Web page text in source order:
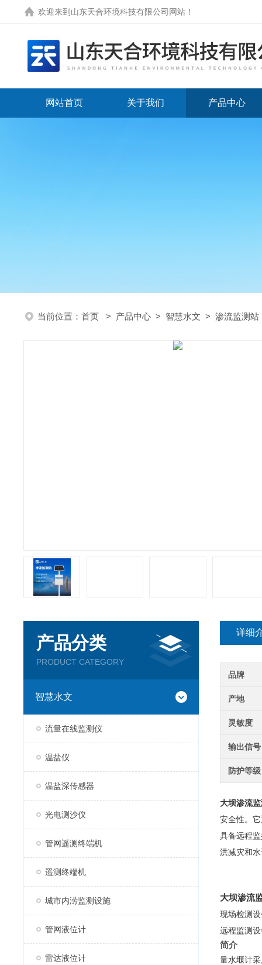
欢迎来到 山东天合环境科技有限公司网站 ！
网站首页 关于我们 产品中心
当前位置： 首页 > 产品中心 > 智慧水文 > 渗流监测站
产品分类
PRODUCT CATEGORY
智慧水文
流量在线监测仪
温盐仪
温盐深传感器
光电测沙仪
管网遥测终端机
遥测终端机
城市内涝监测设施
管网液位计
雷达液位计
详细
品牌
产地
灵敏度
输出信号
防护等级
大坝渗流
安全性。
具备远程
洪减灾和
大坝渗流
现场检测
远程监测
简介
量水堰计